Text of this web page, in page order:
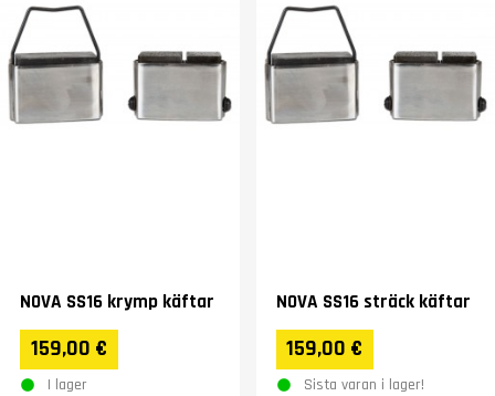
NOVA SS16 krymp käftar
159,00 €
I lager
NOVA SS16 sträck käftar
159,00 €
Sista varan i lager!